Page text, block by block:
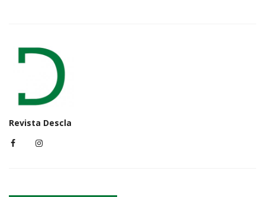
Revista Descla